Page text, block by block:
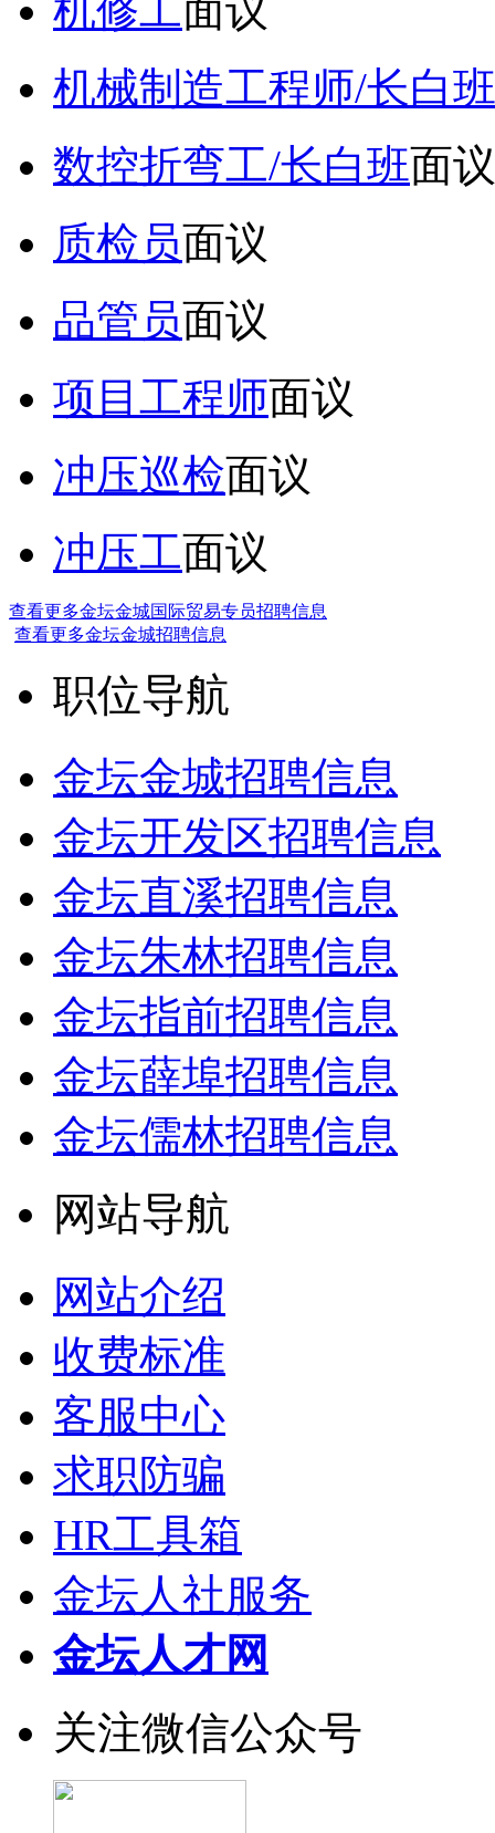
机修工面议
机械制造工程师/长白班
数控折弯工/长白班面议
质检员面议
品管员面议
项目工程师面议
冲压巡检面议
冲压工面议
查看更多金坛金城国际贸易专员招聘信息
查看更多金坛金城招聘信息
职位导航
金坛金城招聘信息
金坛开发区招聘信息
金坛直溪招聘信息
金坛朱林招聘信息
金坛指前招聘信息
金坛薛埠招聘信息
金坛儒林招聘信息
网站导航
网站介绍
收费标准
客服中心
求职防骗
HR工具箱
金坛人社服务
金坛人才网
关注微信公众号